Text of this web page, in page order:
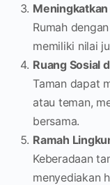
Rumah
memiliki nilai
Ruang Sosial
Taman dapat
atau teman,
bersama.
Ramah
Keberadaan
menyediakan